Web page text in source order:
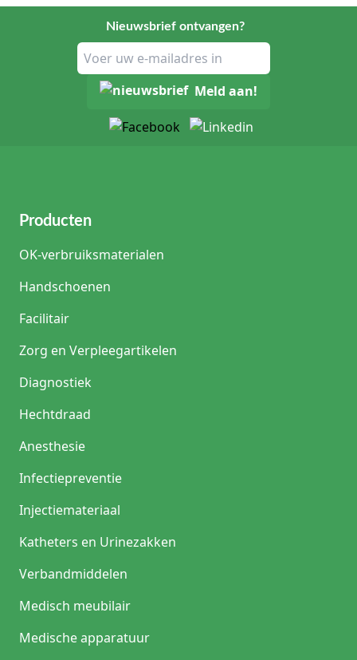
Nieuwsbrief ontvangen?
Meld aan!
Producten
OK-verbruiksmaterialen
Handschoenen
Facilitair
Zorg en Verpleegartikelen
Diagnostiek
Hechtdraad
Anesthesie
Infectiepreventie
Injectiemateriaal
Katheters en Urinezakken
Verbandmiddelen
Medisch meubilair
Medische apparatuur